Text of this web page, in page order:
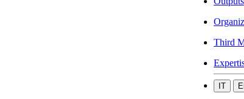
Third
IT